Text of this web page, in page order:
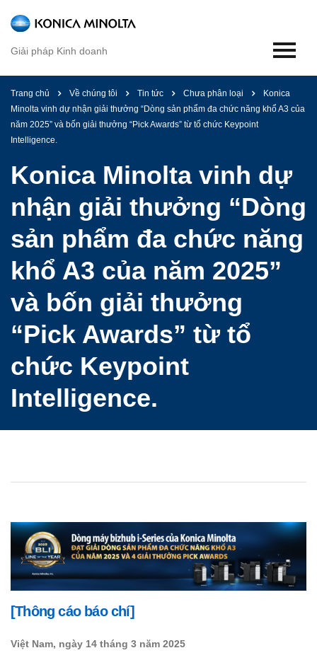
Giải pháp Kinh doanh
Trang
chủ
pháp
văn
phòng
Tự
động
quy
tài
liệu
vụ
lý
nội
dung
Dịch
vụ
in
ấn
mật
lý
nội
dung
doanh
nghiệp
Gia
công
Trang chủ Về chúng tôi Tin tức Chưa phân loại
Konica
Minolta vinh dự nhận giải thưởng “Dòng sản phẩm đa chức năng khổ A3 của
năm 2025” và bốn giải thưởng “Pick Awards” từ tổ chức Keypoint
Intelligence.
Konica Minolta vinh dự
nhận giải thưởng “Dòng
sản phẩm đa chức năng
khổ A3 của năm 2025”
và bốn giải thưởng
“Pick Awards” từ tổ
chức Keypoint
Intelligence.
[Thông cáo báo chí]
Việt Nam, ngày 14 tháng 3 năm 2025